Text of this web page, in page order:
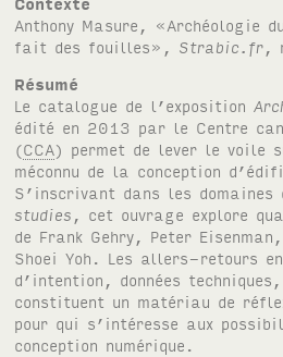
Anthony Masure, «Archéologie
fait des fouilles», Strabic.fr,
Résumé
Le catalogue de l’exposition
édité en 2013 par le Centre
(CCA) permet de lever le voile
méconnu de la conception
S’inscrivant dans les domaines
studies , cet ouvrage explore
de Frank Gehry, Peter
Shoei Yoh. Les allers-retours
d’intention, données
constituent un matériau de
pour qui s’intéresse aux
conception numérique.